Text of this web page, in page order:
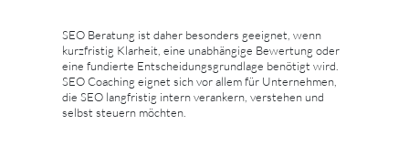
SEO Beratung ist daher besonders geeignet, wenn
kurzfristig Klarheit, eine unabhängige Bewertung oder
eine fundierte Entscheidungsgrundlage benötigt wird.
SEO Coaching eignet sich vor allem für Unternehmen,
die SEO langfristig intern verankern, verstehen und
selbst steuern möchten.